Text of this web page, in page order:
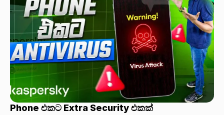
Phone එකට Extra Security එකක්